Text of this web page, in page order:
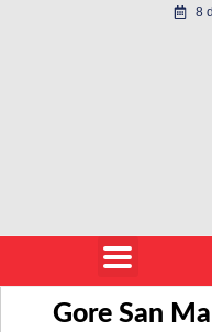
8
Gore San